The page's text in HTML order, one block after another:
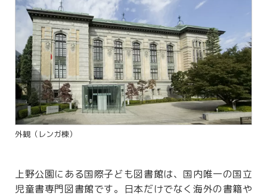
外観（レンガ棟）
上野公園にある国際子ども図書館は、国内唯一の国立
児童書専門図書館です。日本だけでなく海外の書籍や